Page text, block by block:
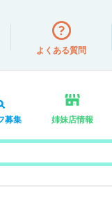
よくある質問
募集 姉妹店情報